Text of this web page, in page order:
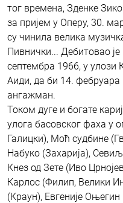
тог времена, Зденке
за пријем у Оперу, 30.
су чинила велика
Пивнички... Дебитовао
септембра 1966, у улози
Аиди, да би 14.
ангажман.
Током дуге и богате
улога басовског фаха у
Галицки), Моћ судбине
Набуко (Захарија),
Кнез од Зете (Иво
Карлос (Филип, Велики
(Краун), Евгеније